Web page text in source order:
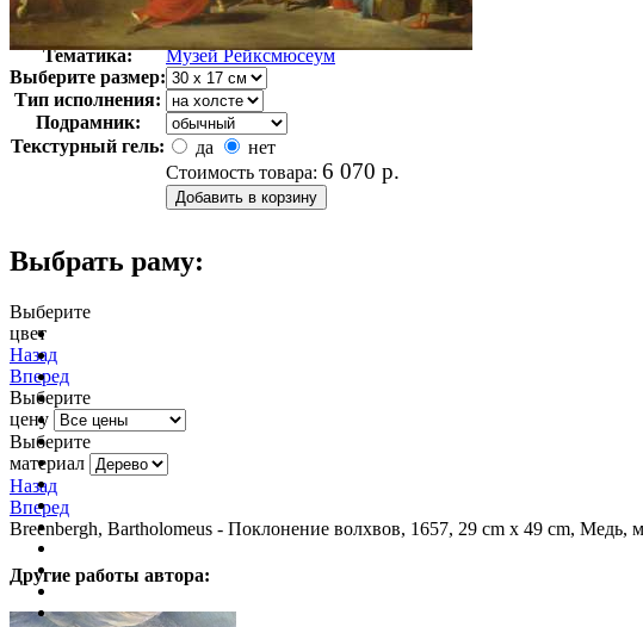
Автор:
Неизвестно
Арт-стиль
Голландская живопись
Тематика:
Музей Рейксмюсеум
Выберите размер:
Тип исполнения:
Подрамник:
Текстурный гель:
да
нет
Стоимость товара: 6 070 р.
Выбрать раму:
Выберите
цвет
Назад
Вперед
Выберите
цену
Выберите
материал
Назад
Вперед
Breenbergh, Bartholomeus - Поклонение волхвов, 1657, 29 cm х 49 cm, Медь,
Другие работы автора: